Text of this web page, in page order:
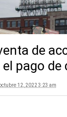
de
pago de
12, 2022 3:23 am